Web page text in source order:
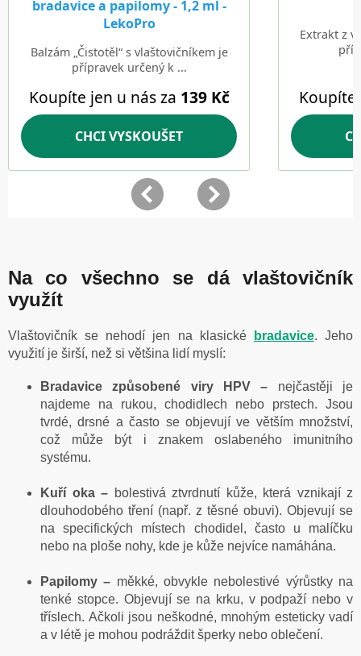
Na co všechno se dá vlaštovičník
využít
Vlaštovičník se nehodí jen na klasické bradavice. Jeho
využití je širší, než si většina lidí myslí:
Bradavice způsobené viry HPV – nejčastěji je
najdeme na rukou, chodidlech nebo prstech. Jsou
tvrdé, drsné a často se objevují ve větším množství,
což může být i znakem oslabeného imunitního
systému.
Kuří oka – bolestivá ztvrdnutí kůže, která vznikají z
dlouhodobého tření (např. z těsné obuvi). Objevují se
na specifických místech chodidel, často u malíčku
nebo na ploše nohy, kde je kůže nejvíce namáhána.
Papilomy – měkké, obvykle nebolestivé výrůstky na
tenké stopce. Objevují se na krku, v podpaží nebo v
tříslech. Ačkoli jsou neškodné, mnohým esteticky vadí
a v létě je mohou podráždit šperky nebo oblečení.